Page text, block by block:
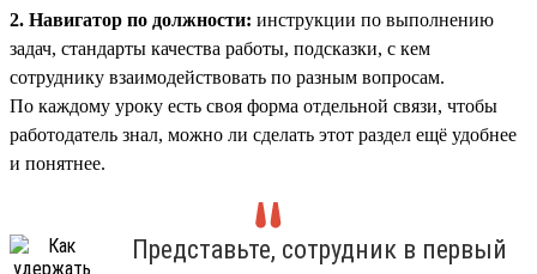
2. Навигатор по должности: инструкции по выполнению
задач, стандарты качества работы, подсказки, с кем
сотруднику взаимодействовать по разным вопросам.
По каждому уроку есть своя форма отдельной связи, чтобы
работодатель знал, можно ли сделать этот раздел ещё удобнее
и понятнее.
Представьте, сотрудник в первый